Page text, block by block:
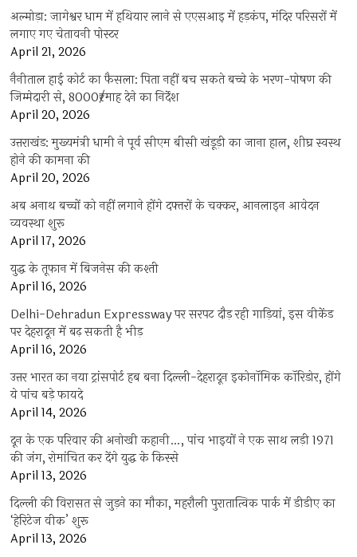
अल्मोड़ा: जागेश्वर धाम में हथियार लाने से एएसआइ में हड़कंप, मंदिर परिसरों में
लगाए गए चेतावनी पोस्टर
April 21, 2026
नैनीताल हाई कोर्ट का फैसला: पिता नहीं बच सकते बच्चे के भरण-पोषण की
जिम्मेदारी से, 8000₹/माह देने का निर्देश
April 20, 2026
उत्तराखंड: मुख्यमंत्री धामी ने पूर्व सीएम बीसी खंडूड़ी का जाना हाल, शीघ्र स्वस्थ
होने की कामना की
April 20, 2026
अब अनाथ बच्चों को नहीं लगाने होंगे दफ्तरों के चक्कर, आनलाइन आवेदन
व्यवस्था शुरू
April 17, 2026
युद्ध के तूफान में बिजनेस की कश्ती
April 16, 2026
Delhi-Dehradun Expressway पर सरपट दौड़ रही गाड़ियां, इस वीकेंड
पर देहरादून में बढ़ सकती है भीड़
April 16, 2026
उत्तर भारत का नया ट्रांसपोर्ट हब बना दिल्ली-देहरादून इकोनॉमिक कॉरिडोर, होंगे
ये पांच बड़े फायदे
April 14, 2026
दून के एक परिवार की अनोखी कहानी…, पांच भाइयों ने एक साथ लड़ी 1971
की जंग, रोमांचित कर देंगे युद्ध के किस्से
April 13, 2026
दिल्ली की विरासत से जुड़ने का मौका, महरौली पुरातात्विक पार्क में डीडीए का
‘हेरिटेज वीक’ शुरू
April 13, 2026